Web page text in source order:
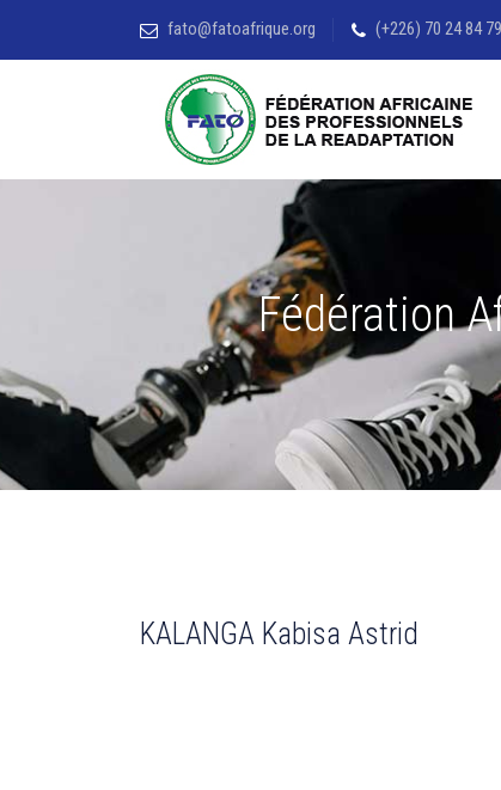
fato@fatoafrique.org (+226) 70 24 84
Fédération
KALANGA Kabisa Astrid